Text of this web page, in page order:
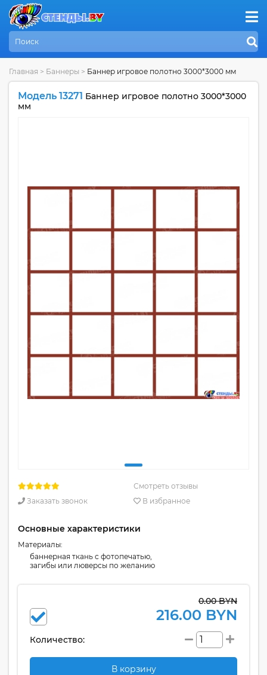
Главная > Баннеры > Баннер игровое полотно 3000*3000 мм
Модель 13271 Баннер игровое полотно 3000*3000
мм
Смотреть отзывы
Заказать звонок
В избранное
Основные характеристики
Материалы:
баннерная ткань с фотопечатью,
загибы или люверсы по желанию
0.00 BYN
216.00 BYN
Количество:
В корзину